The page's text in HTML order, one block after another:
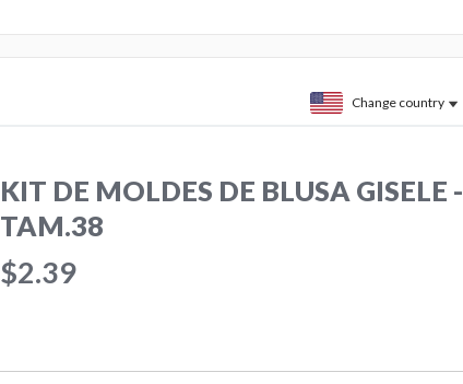
Change country
KIT DE MOLDES DE BLUSA GISELE -
TAM.38
$2.39